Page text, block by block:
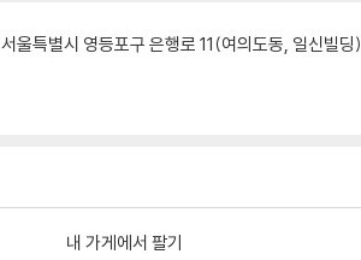
서울특별시 영등포구 은행로 11(여의도동, 일신빌딩)
내 가게에서 팔기